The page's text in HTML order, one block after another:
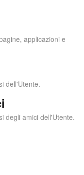
applicazioni e
dell'Utente.
degli amici dell'Utente.